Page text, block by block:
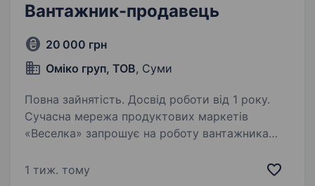
Вантажник-продавець
20 000 грн
Оміко груп, ТОВ, Суми
Повна зайнятість. Досвід роботи від 1 року.
Сучасна мережа продуктових маркетів
«Веселка» запрошує на роботу вантажника
Розвантаження машин з товаром; Розміщення
1 тиж. тому